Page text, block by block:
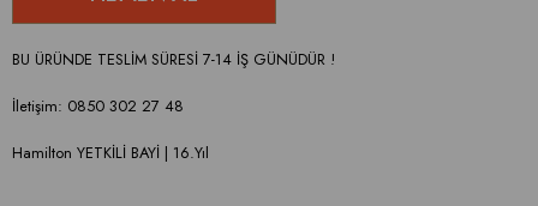
BU ÜRÜNDE TESLİM SÜRESİ 7-14 İŞ GÜNÜDÜR !
İletişim: 0850 302 27 48
Hamilton YETKİLİ BAYİ | 16.Yıl